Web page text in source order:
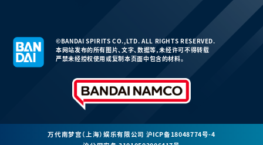
©BANDAI SPIRITS CO.,LTD. ALL RIGHTS RESERVED.
本网站发布的所有图片、文字、数据等，未经许可不得转载
严禁未经授权使用或复制本页面中包含的材料。
万代南梦宫（上海）娱乐有限公司 沪ICP备18048774号-4